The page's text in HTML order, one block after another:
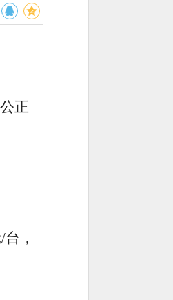
正
/台，